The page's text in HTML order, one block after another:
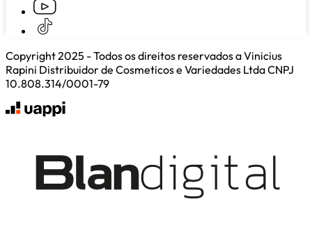
Copyright 2025 - Todos os direitos reservados a Vinicius
Rapini Distribuidor de Cosmeticos e Variedades Ltda CNPJ
10.808.314/0001-79